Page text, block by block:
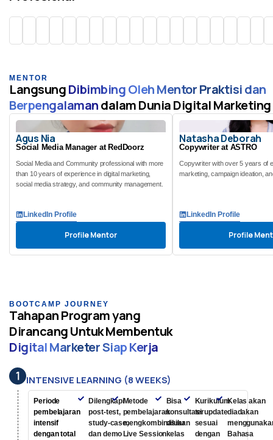
Interantional [Remote]
MENTOR
LangsungDibimbing Oleh Mentor Praktisi dan
Berpengalamandalam Dunia Digital Marketing
Agus Nia
Social Media Manager at RedDoorz
Social Media and Community professional with more
than 10 years of experience in digital marketing,
social media strategy, and community management.
LinkedIn Profile
Profile Mentor
Natasha Deborah
Copywriter at ASTRO
Copywriter with over 5 years of
marketing, campaign ideation,
LinkedIn Profile
Profile
BOOTCAMP JOURNEY
Tahapan Program yang
Dirancang Untuk Membentuk
Digital Marketer Siap Kerja
INTENSIVE LEARNING (8 WEEKS)
Periode
pembelajaran
intensif
dengan total
Dilengkapi
post-test,
study-case,
dan demo
Metode
pembelajaran
mengkombinasikan
Live Session
Bisa
konsultasi
diluar
kelas
Kurikulum
terupdate
sesuai
dengan
Kelas akan
diadakan
Bahasa